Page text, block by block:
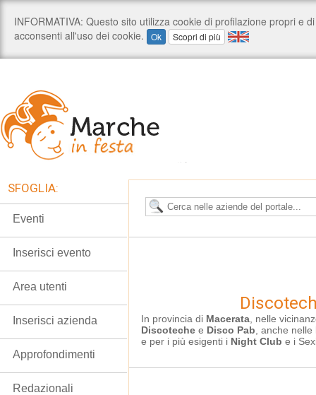
In provincia di Macerata , nelle
Discoteche e Disco Pab , anche nelle
e per i più esigenti i Night Club e i
SFOGLIA:
Eventi
Inserisci evento
Area utenti
Inserisci azienda
Approfondimenti
Redazionali